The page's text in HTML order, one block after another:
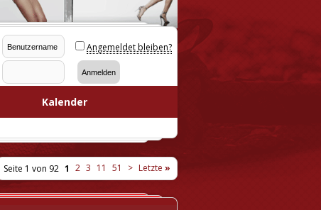
Angemeldet bleiben?
Kalender
Seite 1 von 92 1 2 3 11 51 > Letzte »